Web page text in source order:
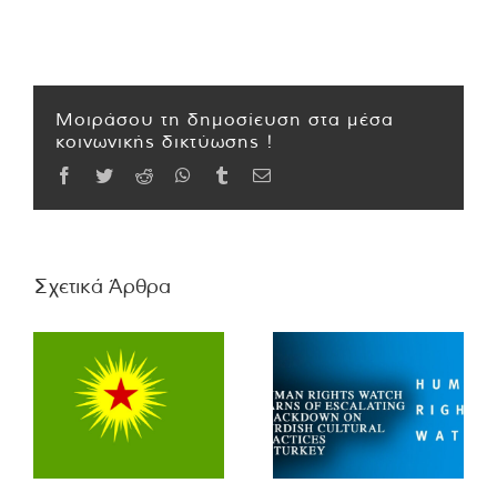
Μοιράσου τη δημοσίευση στα μέσα
κοινωνικής δικτύωσης !
Facebook
TwitterReddit WhatsApp
TumblrEmail
Σχετικά Άρθρα